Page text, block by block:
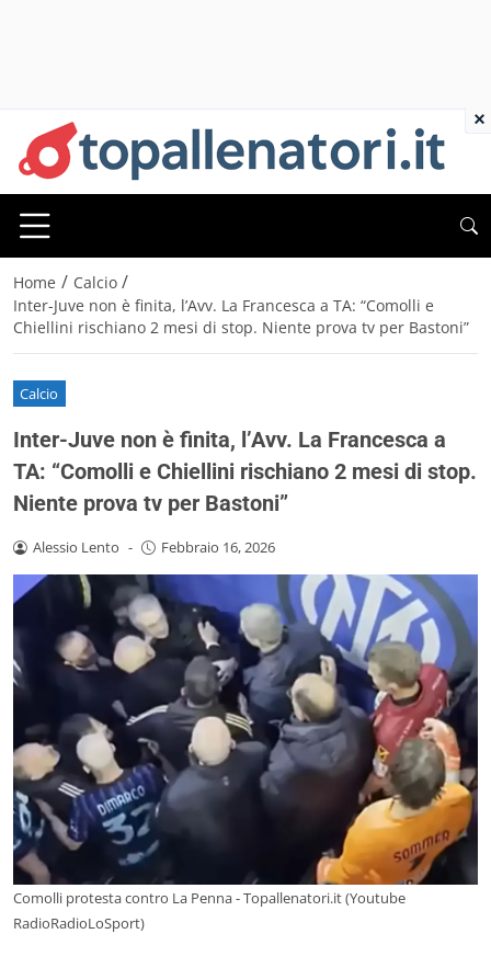
Home / Calcio /
Inter-Juve non è finita, l’Avv. La Francesca a TA: “Comolli e
Chiellini rischiano 2 mesi di stop. Niente prova tv per Bastoni”
Calcio
Inter-Juve non è finita, l’Avv. La Francesca a
TA: “Comolli e Chiellini rischiano 2 mesi di stop.
Niente prova tv per Bastoni”
Alessio Lento - Febbraio 16, 2026
Comolli protesta contro La Penna - Topallenatori.it (Youtube
RadioRadioLoSport)
×